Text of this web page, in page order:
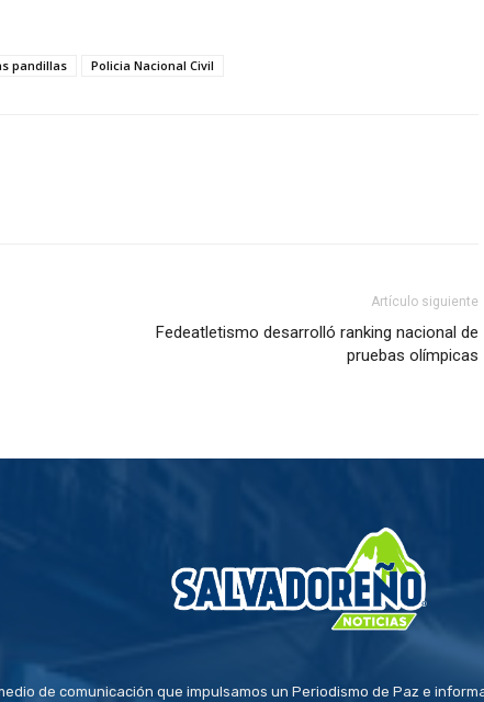
pandillas Policia Nacional Civil
Artículo siguiente
Fedeatletismo desarrolló ranking nacional de
pruebas olímpicas
de comunicación que impulsamos un Periodismo de Paz e